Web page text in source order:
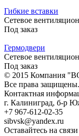
Гибкие вставки
Сетевое
Под заказ
Гермодвери
Сетевое
Под заказ
© 2015 Компания
Все права защищены.
Контактная
г. Калиниград, б-р
+7 967-612-02-35
sibvsk@yandex.ru
Оставайтесь на связи